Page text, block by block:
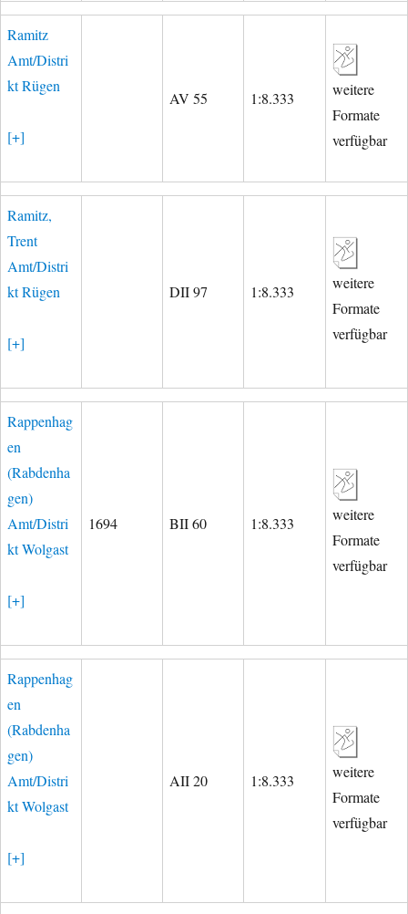
Ramitz
Amt/Distri
kt Rügen
[+]
AV 55 1:8.333
weitere
Formate
verfügbar
Ramitz,
Trent
Amt/Distri
kt Rügen
[+]
DII 97 1:8.333
weitere
Formate
verfügbar
Rappenhag
en
(Rabdenha
gen)
Amt/Distri
kt Wolgast
[+]
1694 BII 60 1:8.333
weitere
Formate
verfügbar
Rappenhag
en
(Rabdenha
gen)
Amt/Distri
kt Wolgast
[+]
AII 20 1:8.333
weitere
Formate
verfügbar